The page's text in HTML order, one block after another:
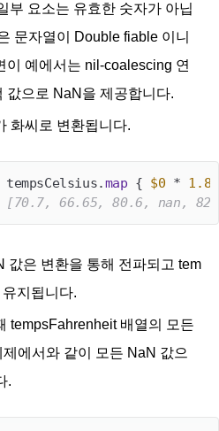
부 요소는 유효한 숫자가 아닙
문자열이 Double fiable 이니
이 예에서는 nil-coalescing 연
값으로 NaN을 제공합니다.
화씨로 변환됩니다.
map { $0 * 1.8
[70.7, 66.65, 80.6, nan,
값은 변환을 통해 전파되고 tem
지됩니다.
tempsFahrenheit 배열의 모든
에서와 같이 모든 NaN 값으
.